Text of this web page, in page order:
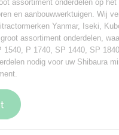
assortiment onderdelen op
en aanbouwwerktuigen. Wij
Yanmar, Iseki,
assortiment onderdelen,
1540, P 1740, SP 1440, SP
nodig voor uw Shibaura